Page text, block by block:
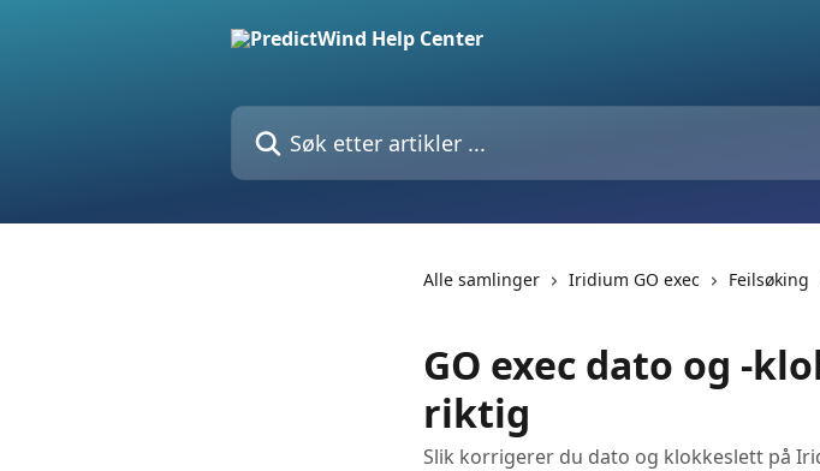
Søk etter artikler ...
Alle samlinger Iridium GO exec Feilsøking
GO exec dato og -
riktig
Slik korrigerer du dato og klokkeslett på